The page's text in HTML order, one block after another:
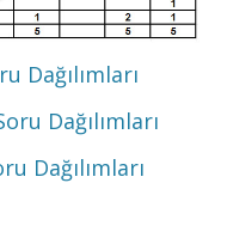
Dağılımları
Dağılımları
Dağılımları